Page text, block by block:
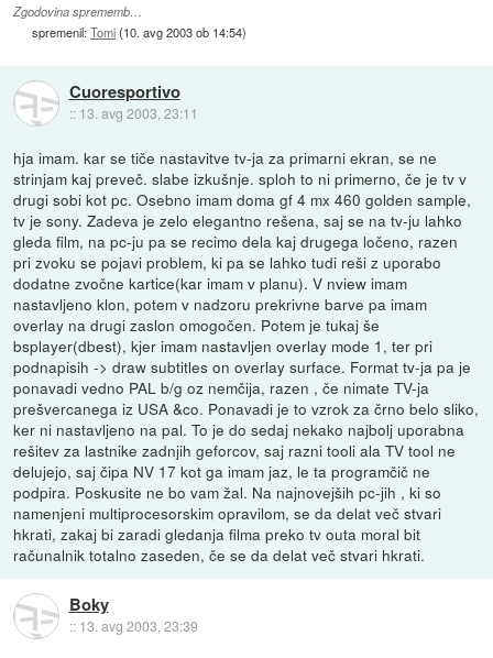
Zgodovina sprememb…
spremenil:Tomi(10. avg 2003 ob 14:54)
Cuoresportivo
:: 13. avg 2003, 23:11
hja imam. kar se tiče nastavitve tv-ja za primarni ekran, se ne
strinjam kaj preveč. slabe izkušnje. sploh to ni primerno, če je tv v
drugi sobi kot pc. Osebno imam doma gf 4 mx 460 golden sample,
tv je sony. Zadeva je zelo elegantno rešena, saj se na tv-ju lahko
gleda film, na pc-ju pa se recimo dela kaj drugega ločeno, razen
pri zvoku se pojavi problem, ki pa se lahko tudi reši z uporabo
dodatne zvočne kartice(kar imam v planu). V nview imam
nastavljeno klon, potem v nadzoru prekrivne barve pa imam
overlay na drugi zaslon omogočen. Potem je tukaj še
bsplayer(dbest), kjer imam nastavljen overlay mode 1, ter pri
podnapisih -> draw subtitles on overlay surface. Format tv-ja pa je
ponavadi vedno PAL b/g oz nemčija, razen , če nimate TV-ja
prešvercanega iz USA &co. Ponavadi je to vzrok za črno belo sliko,
ker ni nastavljeno na pal. To je do sedaj nekako najbolj uporabna
rešitev za lastnike zadnjih geforcov, saj razni tooli ala TV tool ne
delujejo, saj čipa NV 17 kot ga imam jaz, le ta programčič ne
podpira. Poskusite ne bo vam žal. Na najnovejših pc-jih , ki so
namenjeni multiprocesorskim opravilom, se da delat več stvari
hkrati, zakaj bi zaradi gledanja filma preko tv outa moral bit
računalnik totalno zaseden, če se da delat več stvari hkrati.
Boky
:: 13. avg 2003, 23:39